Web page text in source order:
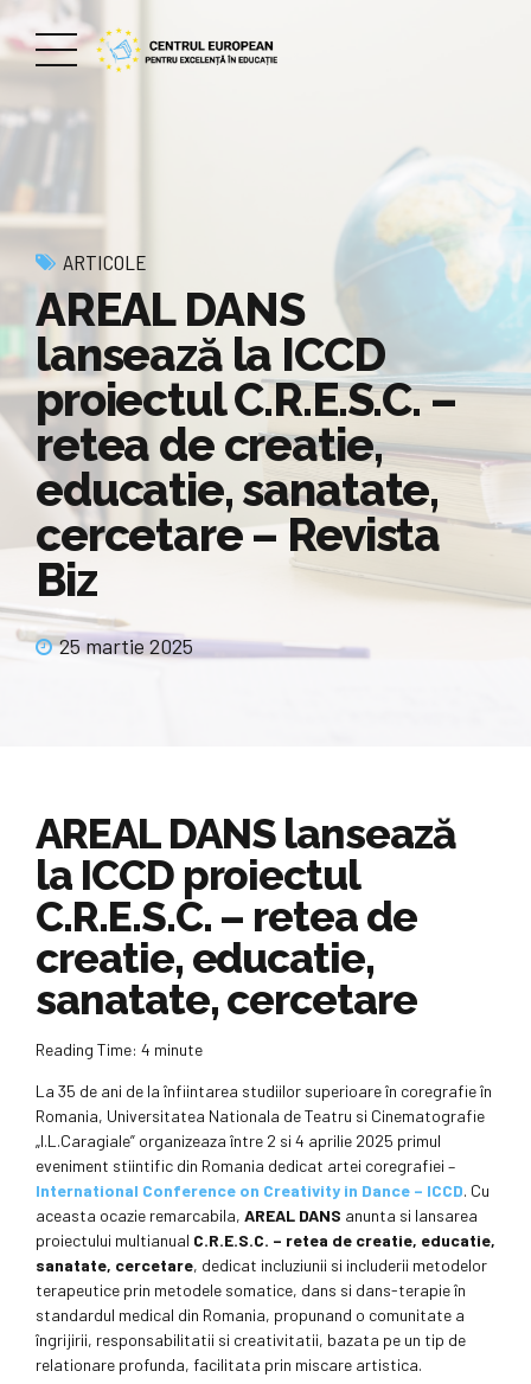
ARTICOLE
AREAL DANS
lansează la ICCD
proiectul C.R.E.S.C. –
retea de creatie,
educatie, sanatate,
cercetare – Revista
Biz
25 martie 2025
AREAL DANS lansează
la ICCD proiectul
C.R.E.S.C. – retea de
creatie, educatie,
sanatate, cercetare
Reading Time: 4 minute
La 35 de ani de la înfiintarea studiilor superioare în coregrafie în
Romania, Universitatea Nationala de Teatru si Cinematografie
„I.L.Caragiale” organizeaza între 2 si 4 aprilie 2025 primul
eveniment stiintific din Romania dedicat artei coregrafiei –
International Conference on Creativity in Dance – ICCD. Cu
aceasta ocazie remarcabila, AREAL DANS anunta si lansarea
proiectului multianual C.R.E.S.C. – retea de creatie, educatie,
sanatate, cercetare, dedicat incluziunii si includerii metodelor
terapeutice prin metodele somatice, dans si dans-terapie în
standardul medical din Romania, propunand o comunitate a
îngrijirii, responsabilitatii si creativitatii, bazata pe un tip de
relationare profunda, facilitata prin miscare artistica.